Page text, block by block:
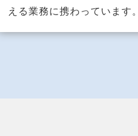
える業務に携わっています。